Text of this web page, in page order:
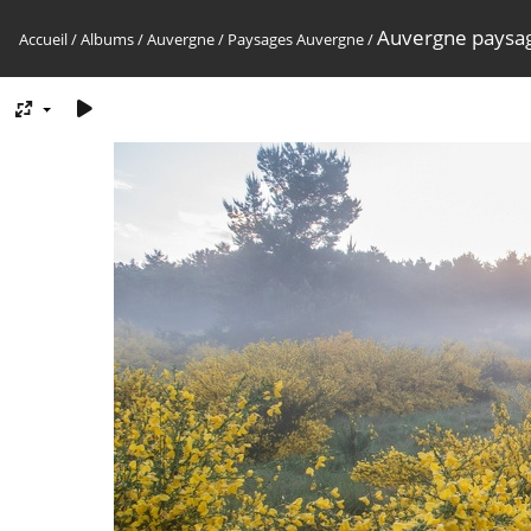
Accueil/Albums/Auvergne/ Paysages Auvergne/Auvergne